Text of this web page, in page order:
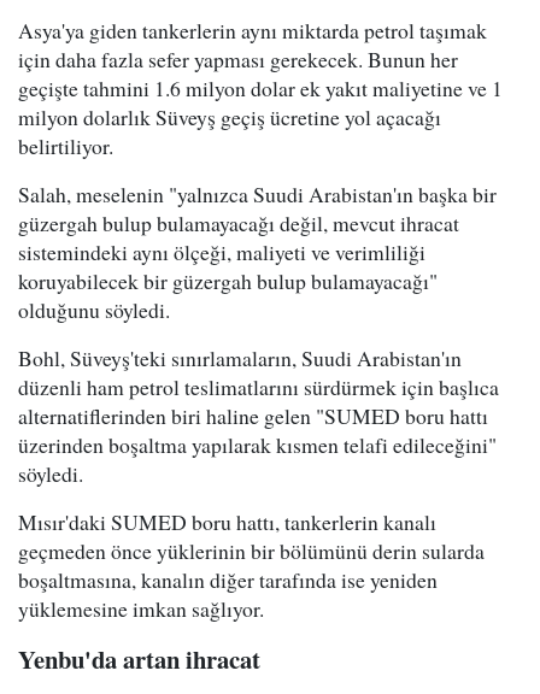
Asya'ya giden tankerlerin aynı miktarda petrol taşımak
için daha fazla sefer yapması gerekecek. Bunun her
geçişte tahmini 1.6 milyon dolar ek yakıt maliyetine ve 1
milyon dolarlık Süveyş geçiş ücretine yol açacağı
belirtiliyor.
Salah, meselenin "yalnızca Suudi Arabistan'ın başka bir
güzergah bulup bulamayacağı değil, mevcut ihracat
sistemindeki aynı ölçeği, maliyeti ve verimliliği
koruyabilecek bir güzergah bulup bulamayacağı"
olduğunu söyledi.
Bohl, Süveyş'teki sınırlamaların, Suudi Arabistan'ın
düzenli ham petrol teslimatlarını sürdürmek için başlıca
alternatiflerinden biri haline gelen "SUMED boru hattı
üzerinden boşaltma yapılarak kısmen telafi edileceğini"
söyledi.
Mısır'daki SUMED boru hattı, tankerlerin kanalı
geçmeden önce yüklerinin bir bölümünü derin sularda
boşaltmasına, kanalın diğer tarafında ise yeniden
yüklemesine imkan sağlıyor.
Yenbu'da artan ihracat